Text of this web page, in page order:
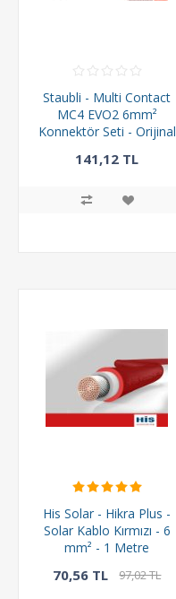
Staubli - Multi Contact
MC4 EVO2 6mm²
Konnektör Seti - Orijinal
141,12 TL
His Solar - Hikra Plus -
Solar Kablo Kırmızı - 6
mm² - 1 Metre
70,56 TL 97,02 TL